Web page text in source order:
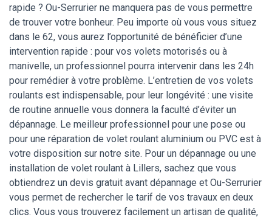
rapide ? Ou-Serrurier ne manquera pas de vous permettre
de trouver votre bonheur. Peu importe où vous vous situez
dans le 62, vous aurez l’opportunité de bénéficier d’une
intervention rapide : pour vos volets motorisés ou à
manivelle, un professionnel pourra intervenir dans les 24h
pour remédier à votre problème. L’entretien de vos volets
roulants est indispensable, pour leur longévité : une visite
de routine annuelle vous donnera la faculté d’éviter un
dépannage. Le meilleur professionnel pour une pose ou
pour une réparation de volet roulant aluminium ou PVC est à
votre disposition sur notre site. Pour un dépannage ou une
installation de volet roulant à Lillers, sachez que vous
obtiendrez un devis gratuit avant dépannage et Ou-Serrurier
vous permet de rechercher le tarif de vos travaux en deux
clics. Vous vous trouverez facilement un artisan de qualité,